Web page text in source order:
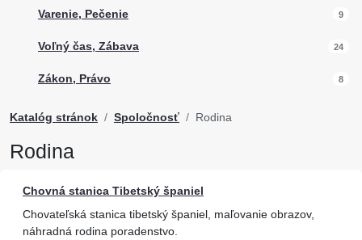
Varenie, Pečenie 9
Voľný čas, Zábava 24
Zákon, Právo 8
Katalóg stránok Spoločnosť Rodina
Rodina
Chovná stanica Tibetský španiel
Chovateľská stanica tibetský španiel, maľovanie obrazov,
náhradná rodina poradenstvo.